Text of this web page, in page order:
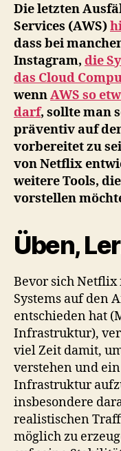
Die letzten
Services (AWS)
dass bei
Instagram, die
das Cloud
wennAWS so
darf, sollte man
präventiv auf
vorbereitet zu
von Netflix
weitere Tools,
vorstellen
Üben,
Bevor sich Netflix
Systems auf den
entschieden hat
Infrastruktur),
viel Zeit damit,
verstehen und
Infrastruktur
insbesondere
realistischen
möglich zu